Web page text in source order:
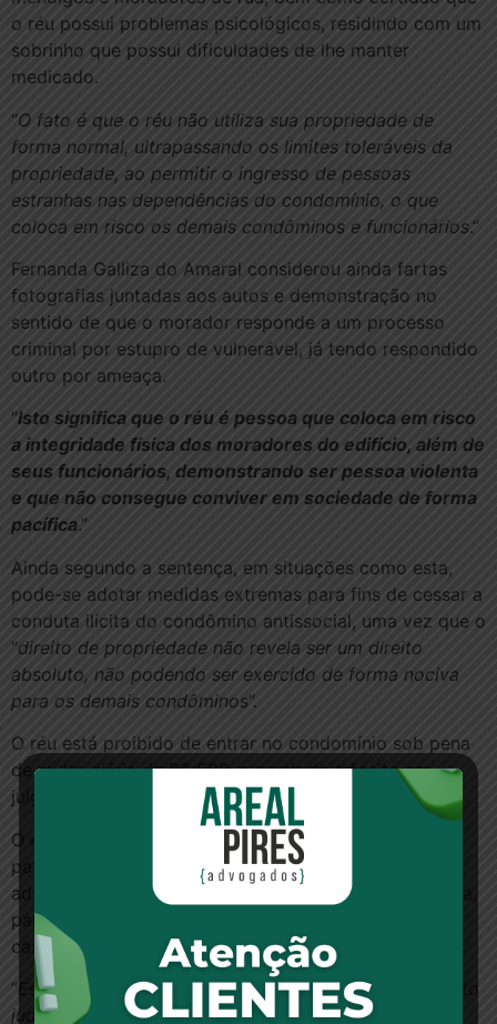
o réu possui problemas psicológicos, residindo com um
sobrinho que possui dificuldades de lhe manter
medicado.
“O fato é que o réu não utiliza sua propriedade de
forma normal, ultrapassando os limites toleráveis da
propriedade, ao permitir o ingresso de pessoas
estranhas nas dependências do condomínio, o que
coloca em risco os demais condôminos e funcionários.”
Fernanda Galliza do Amaral considerou ainda fartas
fotografias juntadas aos autos e demonstração no
sentido de que o morador responde a um processo
criminal por estupro de vulnerável, já tendo respondido
outro por ameaça.
“Isto significa que o réu é pessoa que coloca em risco
a integridade física dos moradores do edifício, além de
seus funcionários, demonstrando ser pessoa violenta
e que não consegue conviver em sociedade de forma
pacífica.”
Ainda segundo a sentença, em situações como esta,
pode-se adotar medidas extremas para fins de cessar a
conduta ilícita do condômino antissocial, uma vez que o
“direito de propriedade não revela ser um direito
absoluto, não podendo ser exercido de forma nociva
para os demais condôminos”.
O réu está proibido de entrar no condomínio sob pena
de multa diária de R$ 500, a partir do trânsito em
julgado da sentença.
O escritório Coelho, Junqueira & Roque Advogados
patrocinou a ação pelo condomínio. Segundo o
advogado André Luiz Junqueira, sócio titular da banca,
para se chegar a expulsão do morador antissocial, o
caso tem que ser muito grave:
“ Essa decisão exemplifica a viabilidade de afastamento
judicial de morador nocivo, desde que o juiz receba